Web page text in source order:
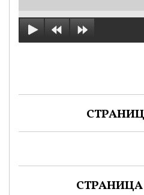
СТРАНИЦА